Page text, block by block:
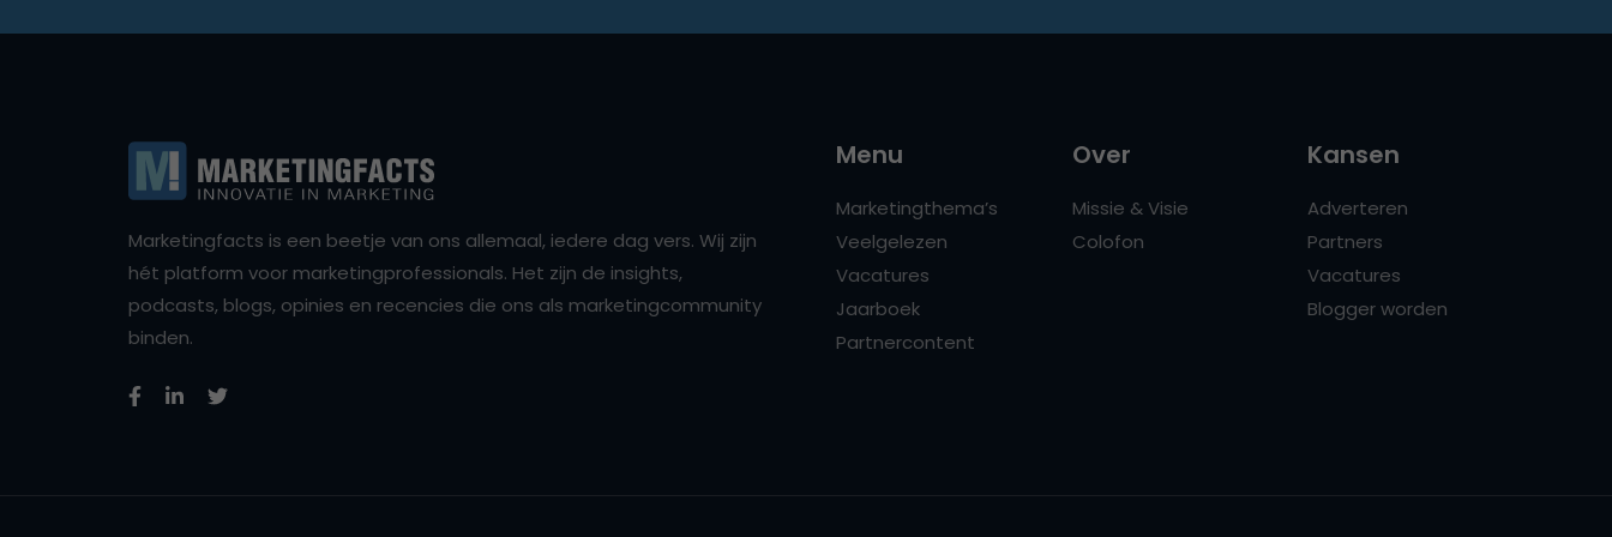
Marketingfacts is een beetje van ons allemaal, iedere dag vers. Wij zijn
hét platform voor marketingprofessionals. Het zijn de insights,
podcasts, blogs, opinies en recencies die ons als marketingcommunity
binden.
Menu
Marketingthema’s
Veelgelezen
Vacatures
Jaarboek
Partnercontent
Over
Missie & Visie
Colofon
Kansen
Adverteren
Partners
Vacatures
Blogger worden